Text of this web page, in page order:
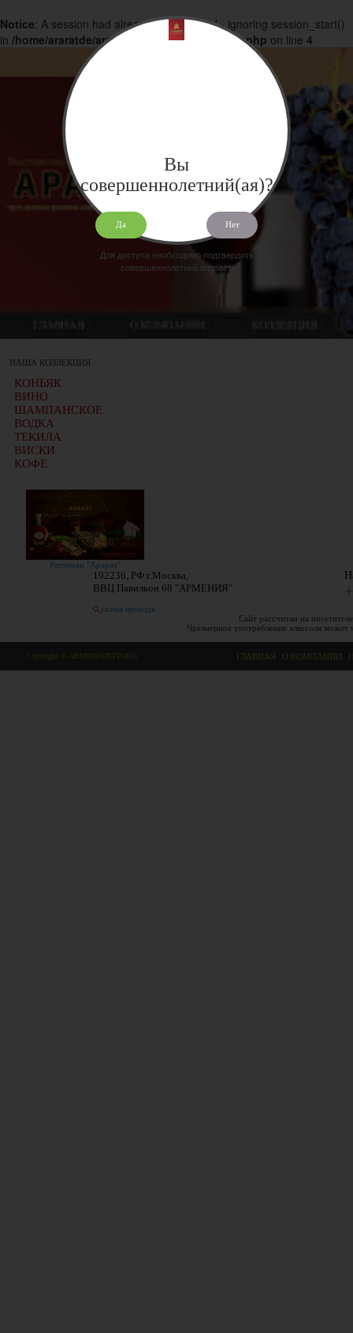
Notice: A session had already been started - ignoring session_start()
in /home/araratde/araratdeg.ru/docs/products.php on line 4
НАША КОЛЛЕКЦИЯ
КОНЬЯК
ВИНО
ШАМПАНСКОЕ
ВОДКА
ТЕКИЛА
ВИСКИ
КОФЕ
Ресторан "Арарат"
192236, РФ г.Москва,
ВВЦ Павильон 68 "АРМЕНИЯ"
схема проезда
Сайт рассчитан на
Чрезмерное употребление алкоголя
Copyright © ARMIMPORTTORG ГЛАВНАЯ О КОМПАНИИ
Вы
совершеннолетний(ая)?
Да Нет
Для доступа необходимо подтвердить
совершеннолетний возраст.